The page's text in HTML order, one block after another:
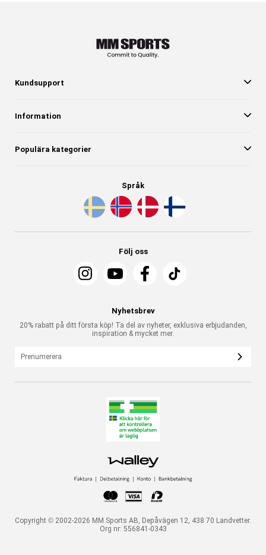
Kundsupport
Information
Populära kategorier
Språk
Nyhetsbrev
20% rabatt på ditt första köp! Ta del av nyheter, exklusiva erbjudanden,
inspiration & mycket mer.
Prenumerera
Följ oss
Copyright © 2002-2026 MM Sports AB, Depåvägen 12, 438 70 Landvetter.
Org nr: 556841-0343